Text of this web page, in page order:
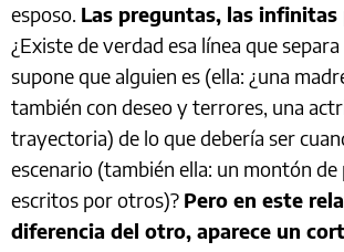
esposo. Las preguntas, las
¿Existe de verdad esa línea que
supone que alguien es (ella: ¿una
también con deseo y terrores, una
trayectoria) de lo que debería ser
escenario (también ella: un montón de
escritos por otros)? Pero en este
diferencia del otro, aparece un